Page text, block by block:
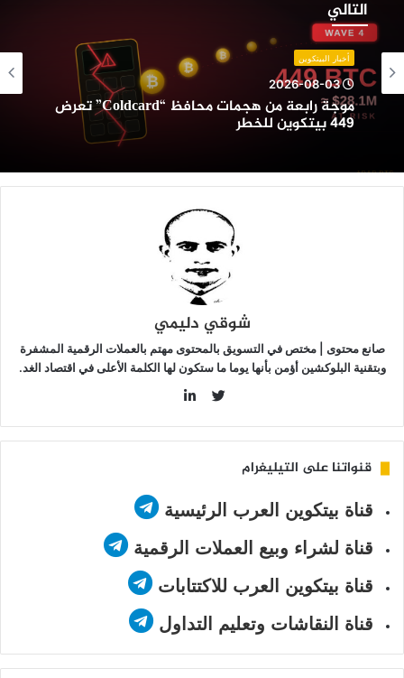
التالي
هجمات
محافظ
“Coldcard”
تعرض
أخبار البيتكوين
2026-08-03
موجة رابعة من هجمات محافظ “Coldcard” تعرض
449 بيتكوين للخطر
شوقي دليمي
صانع محتوى | مختص في التسويق بالمحتوى مهتم بالعملات الرقمية المشفرة
وبتقنية البلوكشين أؤمن بأنها يوما ما ستكون لها الكلمة الأعلى في اقتصاد الغد.
قنواتنا على التيليغرام
قناة بيتكوين العرب الرئيسية
قناة لشراء وبيع العملات الرقمية
قناة بيتكوين العرب للاكتتابات
قناة النقاشات وتعليم التداول